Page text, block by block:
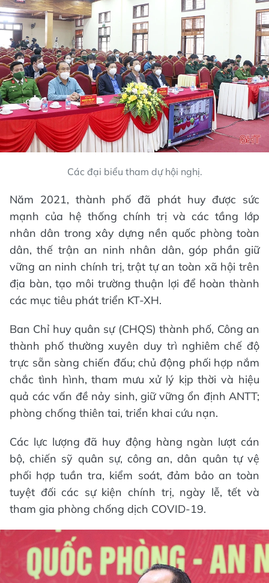
Các đại biểu tham dự hội nghị.
Năm 2021, thành phố đã phát huy được sức
mạnh của hệ thống chính trị và các tầng lớp
nhân dân trong xây dựng nền quốc phòng toàn
dân, thế trận an ninh nhân dân, góp phần giữ
vững an ninh chính trị, trật tự an toàn xã hội trên
địa bàn, tạo môi trường thuận lợi để hoàn thành
các mục tiêu phát triển KT-XH.
Ban Chỉ huy quân sự (CHQS) thành phố, Công an
thành phố thường xuyên duy trì nghiêm chế độ
trực sẵn sàng chiến đấu; chủ động phối hợp nắm
chắc tình hình, tham mưu xử lý kịp thời và hiệu
quả các vấn đề nảy sinh, giữ vững ổn định ANTT;
phòng chống thiên tai, triển khai cứu nạn.
Các lực lượng đã huy động hàng ngàn lượt cán
bộ, chiến sỹ quân sự, công an, dân quân tự vệ
phối hợp tuần tra, kiểm soát, đảm bảo an toàn
tuyệt đối các sự kiện chính trị, ngày lễ, tết và
tham gia phòng chống dịch COVID-19.